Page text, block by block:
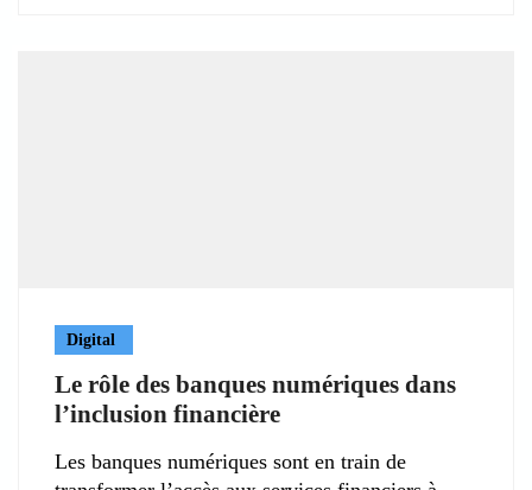
Digital
Le rôle des banques numériques dans
l’inclusion financière
Les banques numériques sont en train de